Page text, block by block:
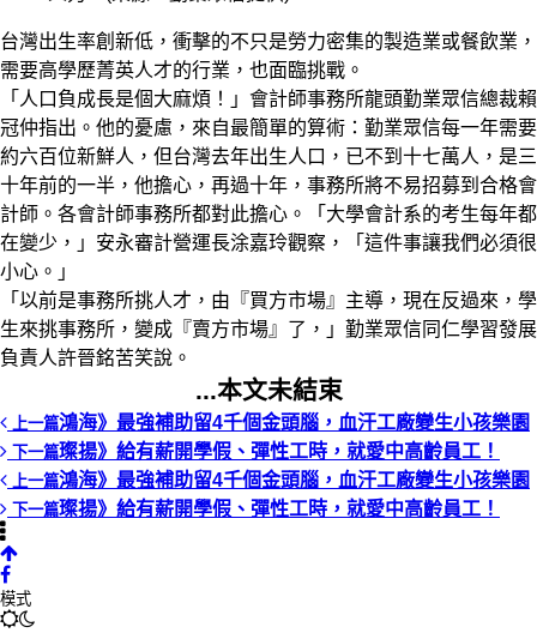
台灣出生率創新低，衝擊的不只是勞力密集的製造業或餐飲業，
需要高學歷菁英人才的行業，也面臨挑戰。
「人口負成長是個大麻煩！」會計師事務所龍頭勤業眾信總裁賴
冠仲指出。他的憂慮，來自最簡單的算術：勤業眾信每一年需要
約六百位新鮮人，但台灣去年出生人口，已不到十七萬人，是三
十年前的一半，他擔心，再過十年，事務所將不易招募到合格會
計師。各會計師事務所都對此擔心。「大學會計系的考生每年都
在變少，」安永審計營運長涂嘉玲觀察，「這件事讓我們必須很
小心。」
「以前是事務所挑人才，由『買方市場』主導，現在反過來，學
生來挑事務所，變成『賣方市場』了，」勤業眾信同仁學習發展
負責人許晉銘苦笑說。
...本文未結束
上一篇鴻海》最強補助留4千個金頭腦，血汗工廠變生小孩樂園
下一篇璨揚》給有薪開學假、彈性工時，就愛中高齡員工！
上一篇鴻海》最強補助留4千個金頭腦，血汗工廠變生小孩樂園
下一篇璨揚》給有薪開學假、彈性工時，就愛中高齡員工！
模式